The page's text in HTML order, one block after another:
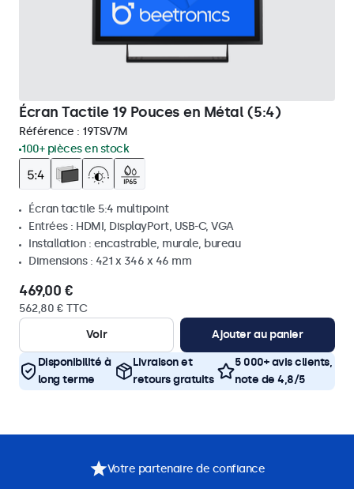
Écran Tactile 19 Pouces en Métal (5:4)
Référence : 19TSV7M
100+ pièces en stock
Écran tactile 5:4 multipoint
Entrées : HDMI, DisplayPort, USB-C, VGA
Installation : encastrable, murale, bureau
Dimensions : 421 x 346 x 46 mm
469,00 €
562,80 € TTC
Voir
Ajouter au panier
Disponibilité à
long terme
Livraison et
retours gratuits
5 000+ avis clients,
note de 4,8/5
Votre partenaire de confiance